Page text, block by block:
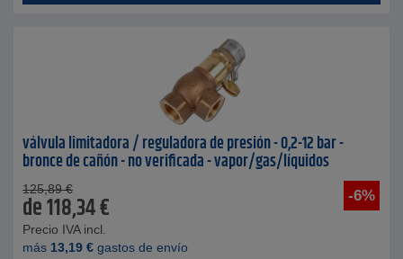
válvula limitadora / reguladora de presión - 0,2-12 bar -
bronce de cañón - no verificada - vapor/gas/líquidos
-6%
125,89 €
de118,34€
Precio IVA incl.
más 13,19 € gastos de envío